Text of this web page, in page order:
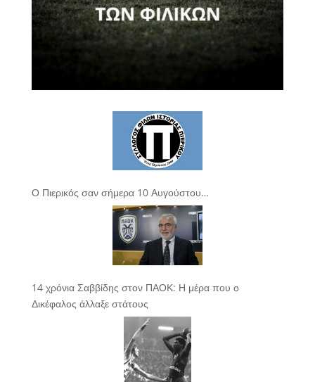
Ο Πιερικός σαν σήμερα 10 Αυγούστου…
14 χρόνια Σαββίδης στον ΠΑΟΚ: Η μέρα που ο
Δικέφαλος άλλαξε στάτους